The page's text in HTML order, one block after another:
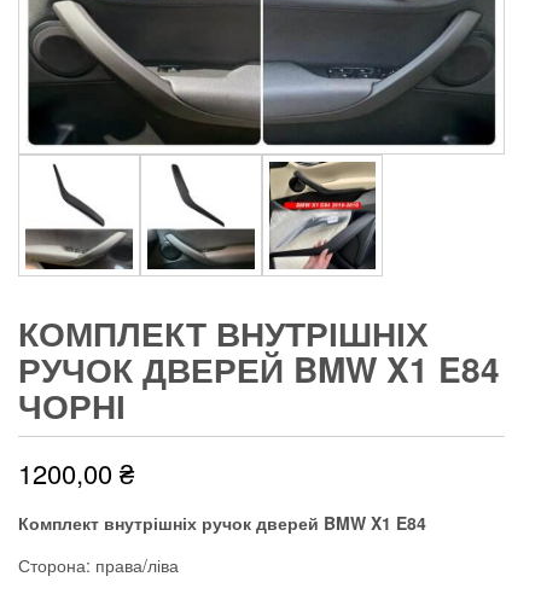
КОМПЛЕКТ ВНУТРІШНІХ
РУЧОК ДВЕРЕЙ BMW X1 E84
ЧОРНІ
1200,00₴
Комплект внутрішніх ручок дверей BMW X1 E84
Сторона: права/ліва